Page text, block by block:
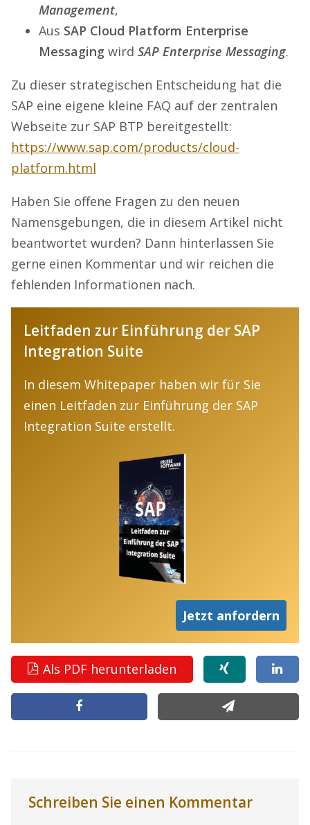
Management,
Aus SAP Cloud Platform Enterprise
Messaging wird SAP Enterprise Messaging.
Zu dieser strategischen Entscheidung hat die
SAP eine eigene kleine FAQ auf der zentralen
Webseite zur SAP BTP bereitgestellt:
https://www.sap.com/products/cloud-
platform.html
Haben Sie offene Fragen zu den neuen
Namensgebungen, die in diesem Artikel nicht
beantwortet wurden? Dann hinterlassen Sie
gerne einen Kommentar und wir reichen die
fehlenden Informationen nach.
Leitfaden zur Einführung der SAP
Integration Suite
In diesem Whitepaper haben wir für Sie
einen Leitfaden zur Einführung der SAP
Integration Suite erstellt.
Jetzt anfordern
Als PDF herunterladen
Schreiben Sie einen Kommentar